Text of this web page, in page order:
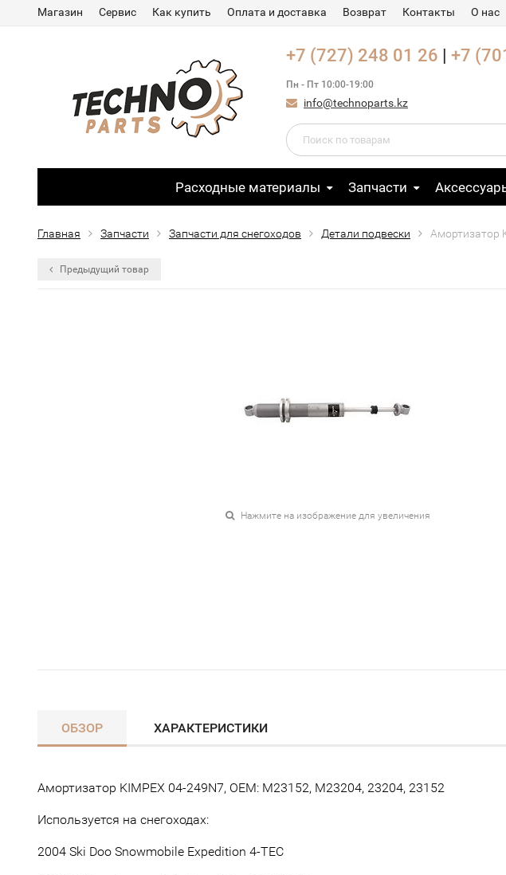
Магазин Сервис Как купить Оплата и доставка Возврат Контакты О нас
+7 (727) 248 01 26 | +7
Пн - Пт 10:00-19:00
info@technoparts.kz
Расходные материалы Запчасти
Главная Запчасти Запчасти для снегоходов Детали подвески Амортизатор
Предыдущий товар
Нажмите на изображение для увеличения
ОБЗОР ХАРАКТЕРИСТИКИ
Амортизатор KIMPEX 04-249N7, ОЕМ: M23152, M23204, 23204, 23152
Используется на снегоходах:
2004 Ski Doo Snowmobile Expedition 4-TEC